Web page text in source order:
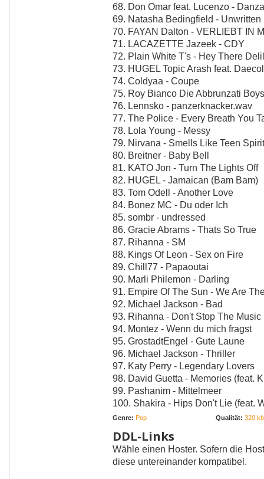
68. Don Omar feat. Lucenzo -
69. Natasha Bedingfield - Unwritten
70. FAYAN Dalton - VERLIEBT IN
71. LACAZETTE Jazeek - CDY
72. Plain White T's - Hey There
73. HUGEL Topic Arash feat.
74. Coldyaa - Coupe
75. Roy Bianco Die Abbrunzati
76. Lennsko - panzerknacker.wav
77. The Police - Every Breath You
78. Lola Young - Messy
79. Nirvana - Smells Like Teen Spirit
80. Breitner - Baby Bell
81. KATO Jon - Turn The Lights Off
82. HUGEL - Jamaican (Bam Bam)
83. Tom Odell - Another Love
84. Bonez MC - Du oder Ich
85. sombr - undressed
86. Gracie Abrams - Thats So True
87. Rihanna - SM
88. Kings Of Leon - Sex on Fire
89. Chill77 - Papaoutai
90. Marli Philemon - Darling
91. Empire Of The Sun - We Are
92. Michael Jackson - Bad
93. Rihanna - Don't Stop The Music
94. Montez - Wenn du mich fragst
95. GrostadtEngel - Gute Laune
96. Michael Jackson - Thriller
97. Katy Perry - Legendary Lovers
98. David Guetta - Memories (feat.
99. Pashanim - Mittelmeer
100. Shakira - Hips Don't Lie (feat.
Genre: Pop Qualität: 320
DDL-Links
Wähle einen Hoster. Sofern die
diese untereinander kompatibel.